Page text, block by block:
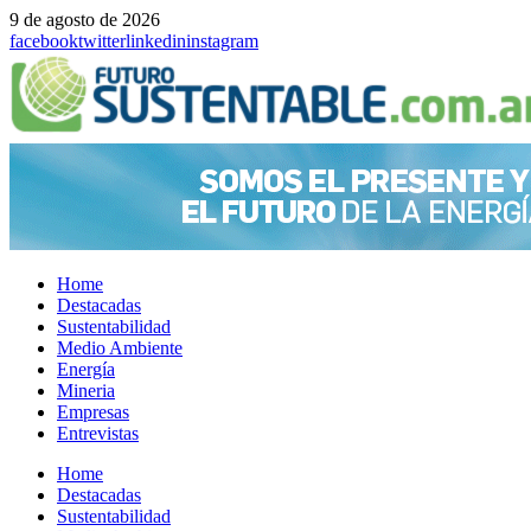
9 de agosto de 2026
facebooktwitterlinkedininstagram
Home
Destacadas
Sustentabilidad
Medio Ambiente
Energía
Mineria
Empresas
Entrevistas
Menu
Home
Destacadas
Sustentabilidad